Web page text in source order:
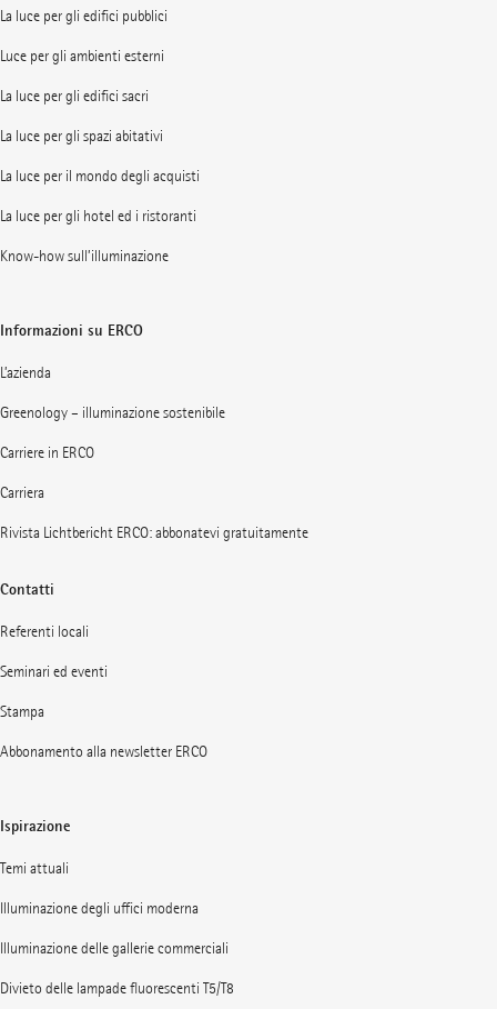
La luce per gli edifici pubblici
Luce per gli ambienti esterni
La luce per gli edifici sacri
La luce per gli spazi abitativi
La luce per il mondo degli acquisti
La luce per gli hotel ed i ristoranti
Know-how sull’illuminazione
Informazioni su ERCO
L’azienda
Greenology – illuminazione sostenibile
Carriere in ERCO
Carriera
Rivista Lichtbericht ERCO: abbonatevi gratuitamente
Contatti
Referenti locali
Seminari ed eventi
Stampa
Abbonamento alla newsletter ERCO
Ispirazione
Temi attuali
Illuminazione degli uffici moderna
Illuminazione delle gallerie commerciali
Divieto delle lampade fluorescenti T5/T8